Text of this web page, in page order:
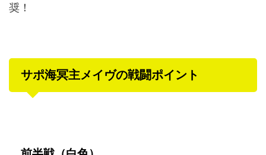
奨！
サポ海冥主メイヴの戦闘ポイント